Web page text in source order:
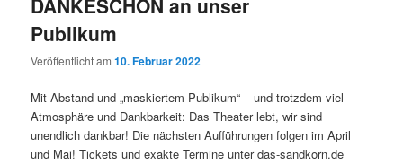
Publikum
Veröffentlicht am10. Februar 2022
Mit Abstand und „maskiertem Publikum“ – und trotzdem viel
Atmosphäre und Dankbarkeit: Das Theater lebt, wir sind
unendlich dankbar! Die nächsten Aufführungen folgen im April
und Mai! Tickets und exakte Termine unter das-sandkorn.de